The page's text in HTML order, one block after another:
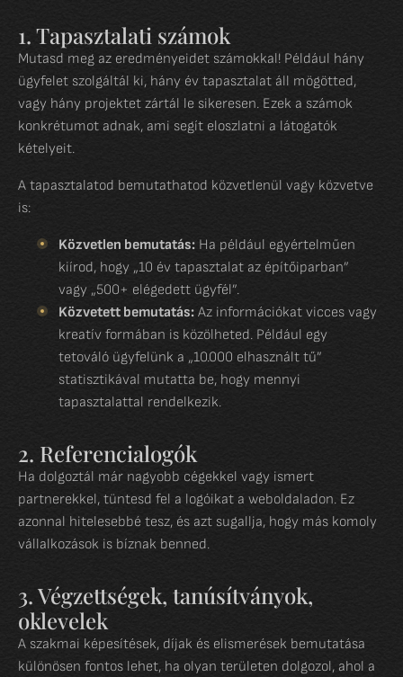
1. Tapasztalati számok
Mutasd meg az eredményeidet számokkal! Például hány
ügyfelet szolgáltál ki, hány év tapasztalat áll mögötted,
vagy hány projektet zártál le sikeresen. Ezek a számok
konkrétumot adnak, ami segít eloszlatni a látogatók
kételyeit.
A tapasztalatod bemutathatod közvetlenül vagy közvetve
is:
Közvetlen bemutatás: Ha például egyértelműen
kiírod, hogy „10 év tapasztalat az építőiparban”
vagy „500+ elégedett ügyfél”.
Közvetett bemutatás: Az információkat vicces vagy
kreatív formában is közölheted. Például egy
tetováló ügyfelünk a „10.000 elhasznált tű”
statisztikával mutatta be, hogy mennyi
tapasztalattal rendelkezik.
2. Referencialogók
Ha dolgoztál már nagyobb cégekkel vagy ismert
partnerekkel, tüntesd fel a logóikat a weboldaladon. Ez
azonnal hitelesebbé tesz, és azt sugallja, hogy más komoly
vállalkozások is bíznak benned.
3. Végzettségek, tanúsítványok,
oklevelek
A szakmai képesítések, díjak és elismerések bemutatása
különösen fontos lehet, ha olyan területen dolgozol, ahol a